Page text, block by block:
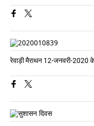
रेवाड़ी मैराथन 12-जनवरी-2020